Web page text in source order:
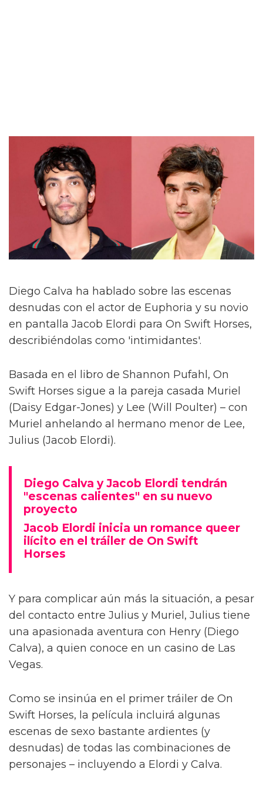
Diego Calva ha hablado sobre las escenas
desnudas con el actor de Euphoria y su novio
en pantalla Jacob Elordi para On Swift Horses,
describiéndolas como 'intimidantes'.
Basada en el libro de Shannon Pufahl, On
Swift Horses sigue a la pareja casada Muriel
(Daisy Edgar-Jones) y Lee (Will Poulter) – con
Muriel anhelando al hermano menor de Lee,
Julius (Jacob Elordi).
Diego Calva y Jacob Elordi tendrán
"escenas calientes" en su nuevo
proyecto
Jacob Elordi inicia un romance queer
ilícito en el tráiler de On Swift
Horses
Y para complicar aún más la situación, a pesar
del contacto entre Julius y Muriel, Julius tiene
una apasionada aventura con Henry (Diego
Calva), a quien conoce en un casino de Las
Vegas.
Como se insinúa en el primer tráiler de On
Swift Horses, la película incluirá algunas
escenas de sexo bastante ardientes (y
desnudas) de todas las combinaciones de
personajes – incluyendo a Elordi y Calva.